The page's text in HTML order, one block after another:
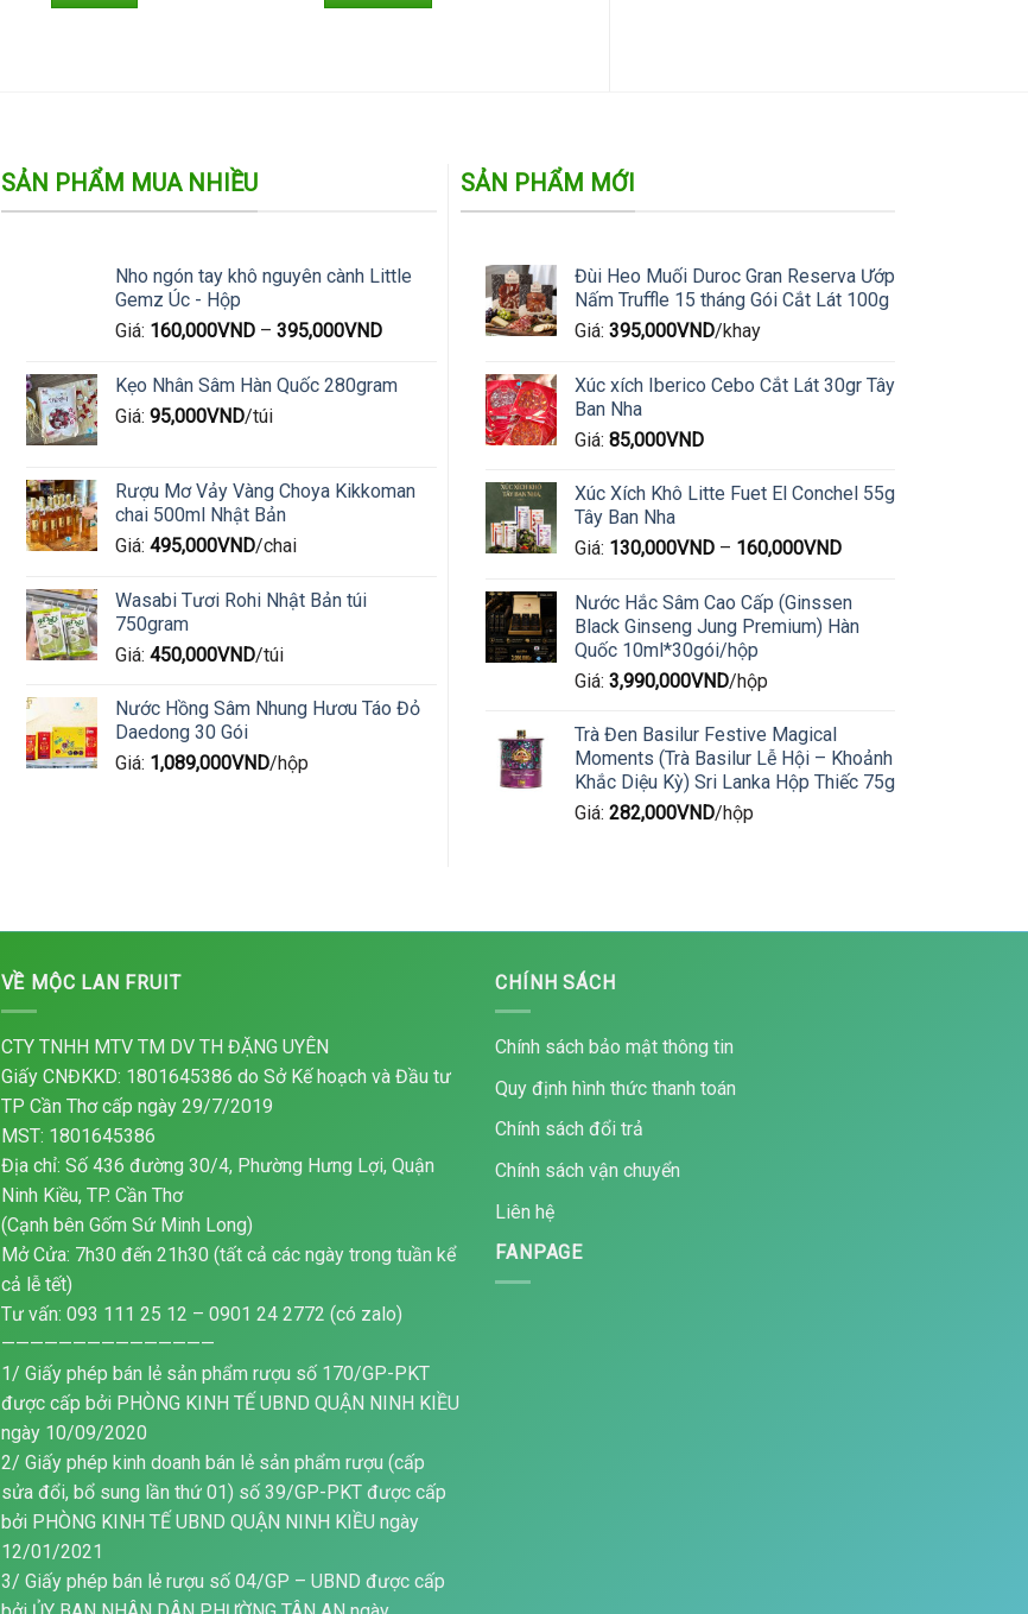
SẢN PHẨM MUA NHIỀU
Nho ngón tay khô nguyên cành Little
Gemz Úc - Hộp
Giá: 160,000VND –395,000VND
Kẹo Nhân Sâm Hàn Quốc 280gram
Giá: 95,000VND/túi
Rượu Mơ Vảy Vàng Choya Kikkoman
chai 500ml Nhật Bản
Giá: 495,000VND/chai
Wasabi Tươi Rohi Nhật Bản túi
750gram
Giá: 450,000VND/túi
Nước Hồng Sâm Nhung Hươu Táo Đỏ
Daedong 30 Gói
Giá: 1,089,000VND/hộp
SẢN PHẨM MỚI
Đùi Heo Muối Duroc Gran Reserva Ướp
Nấm Truffle 15 tháng Gói Cắt Lát 100g
Giá: 395,000VND/khay
Xúc xích Iberico Cebo Cắt Lát 30gr Tây
Ban Nha
Giá: 85,000VND
Xúc Xích Khô Litte Fuet El Conchel 55g
Tây Ban Nha
Giá: 130,000VND– 160,000VND
Nước Hắc Sâm Cao Cấp (Ginssen
Black Ginseng Jung Premium) Hàn
Quốc 10ml*30gói/hộp
Giá: 3,990,000VND/hộp
Trà Đen Basilur Festive Magical
Moments (Trà Basilur Lễ Hội – Khoảnh
Khắc Diệu Kỳ) Sri Lanka Hộp Thiếc 75g
Giá: 282,000VND/hộp
VỀ MỘC LAN FRUIT
CTY TNHH MTV TM DV TH ĐẶNG UYÊN
Giấy CNĐKKD: 1801645386 do Sở Kế hoạch và Đầu tư
TP Cần Thơ cấp ngày 29/7/2019
MST: 1801645386
Địa chỉ: Số 436 đường 30/4, Phường Hưng Lợi, Quận
Ninh Kiều, TP. Cần Thơ
(Cạnh bên Gốm Sứ Minh Long)
Mở Cửa: 7h30 đến 21h30 (tất cả các ngày trong tuần kể
cả lễ tết)
Tư vấn: 093 111 25 12 – 0901 24 2772 (có zalo)
———————————————
1/ Giấy phép bán lẻ sản phẩm rượu số 170/GP-PKT
được cấp bởi PHÒNG KINH TẾ UBND QUẬN NINH KIỀU
ngày 10/09/2020
2/ Giấy phép kinh doanh bán lẻ sản phẩm rượu (cấp
sửa đổi, bổ sung lần thứ 01) số 39/GP-PKT được cấp
bởi PHÒNG KINH TẾ UBND QUẬN NINH KIỀU ngày
12/01/2021
3/ Giấy phép bán lẻ rượu số 04/GP – UBND được cấp
CHÍNH SÁCH
Chính sách bảo mật thông tin
Quy định hình thức thanh toán
Chính sách đổi trả
Chính sách vận chuyển
Liên hệ
FANPAGE